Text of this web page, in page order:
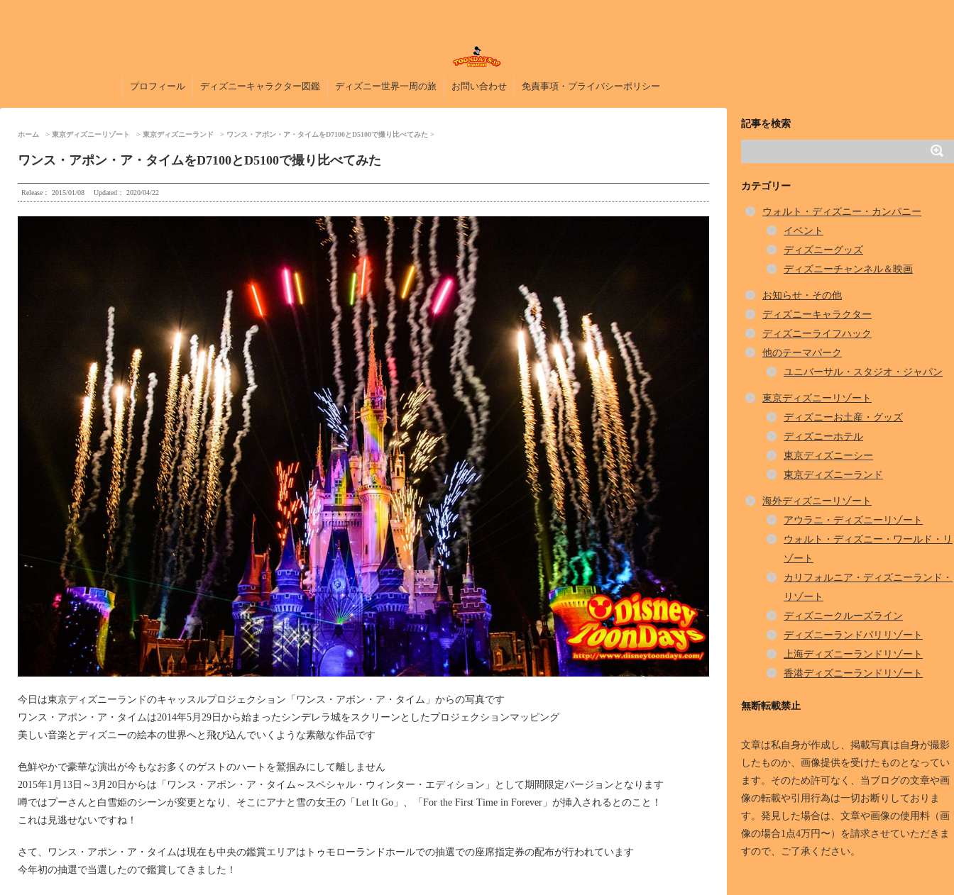
プロフィール ディズニーキャラクター図鑑 ディズニー世界一周の旅 お問い合わせ 免責事項・プライバシーポリシー
ホーム 東京ディズニーリゾート 東京ディズニーランド ワンス・アポン・ア・タイムをD7100とD5100で撮り比べてみた
ワンス・アポン・ア・タイムをD7100とD5100で撮り比べてみた
Release： 2015/01/08 Updated： 2020/04/22
今日は東京ディズニーランドのキャッスルプロジェクション「ワンス・アポン・ア・タイム」からの写真です
ワンス・アポン・ア・タイムは2014年5月29日から始まったシンデレラ城をスクリーンとしたプロジェクションマッピング
美しい音楽とディズニーの絵本の世界へと飛び込んでいくような素敵な作品です
色鮮やかで豪華な演出が今もなお多くのゲストのハートを鷲掴みにして離しません
2015年1月13日～3月20日からは「ワンス・アポン・ア・タイム～スペシャル・ウィンター・エディション」として期間限定バージョンとなります
噂ではプーさんと白雪姫のシーンが変更となり、そこにアナと雪の女王の「Let It Go」、「For the First Time in Forever」が挿入されるとのこと！
これは見逃せないですね！
さて、ワンス・アポン・ア・タイムは現在も中央の鑑賞エリアはトゥモローランドホールでの抽選での座席指定券の配布が行われています
今年初の抽選で当選したので鑑賞してきました！
記事を検索
カテゴリー
ウォルト・ディズニー・カンパニー
イベント
ディズニーグッズ
ディズニーチャンネル＆映画
お知らせ・その他
ディズニーキャラクター
ディズニーライフハック
他のテーマパーク
ユニバーサル・スタジオ・ジャパン
東京ディズニーリゾート
ディズニーお土産・グッズ
ディズニーホテル
東京ディズニーシー
東京ディズニーランド
海外ディズニーリゾート
アウラニ・ディズニーリゾート
ウォルト・ディズニー・ワールド・リ
ゾート
カリフォルニア・ディズニーランド・
リゾート
ディズニークルーズライン
ディズニーランドパリリゾート
上海ディズニーランドリゾート
香港ディズニーランドリゾート
無断転載禁止
文章は私自身が作成し、掲載写真は自身が撮影
したものか、画像提供を受けたものとなってい
ます。そのため許可なく、当ブログの文章や画
像の転載や引用行為は一切お断りしておりま
す。発見した場合は、文章や画像の使用料（画
像の場合1点4万円〜）を請求させていただきま
すので、ご了承ください。